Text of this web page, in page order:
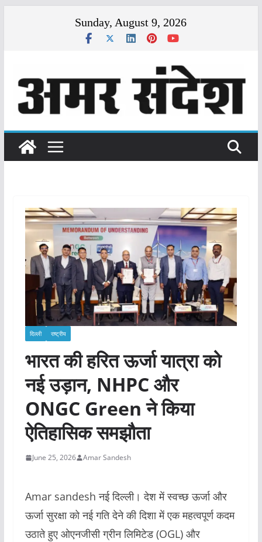
Sunday, August 9, 2026
दिल्ली राष्ट्रीय
भारत की हरित ऊर्जा यात्रा को
नई उड़ान, NHPC और
ONGC Green ने किया
ऐतिहासिक समझौता
June 25, 2026 Amar Sandesh
Amar sandesh नई दिल्ली। देश में स्वच्छ ऊर्जा और
ऊर्जा सुरक्षा को नई गति देने की दिशा में एक महत्वपूर्ण कदम
उठाते हुए ओएनजीसी ग्रीन लिमिटेड (OGL) और